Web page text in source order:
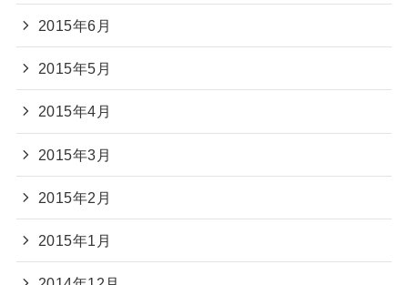
2015年6月
2015年5月
2015年4月
2015年3月
2015年2月
2015年1月